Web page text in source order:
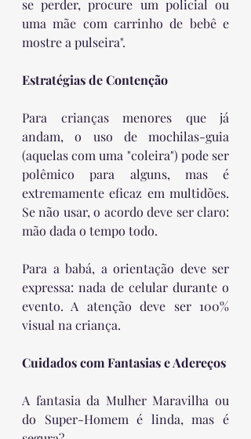
se perder, procure um policial ou
uma mãe com carrinho de bebê e
mostre a pulseira".
Estratégias de Contenção
Para crianças menores que já
andam, o uso de mochilas-guia
(aquelas com uma "coleira") pode ser
polêmico para alguns, mas é
extremamente eficaz em multidões.
Se não usar, o acordo deve ser claro:
mão dada o tempo todo.
Para a babá, a orientação deve ser
expressa: nada de celular durante o
evento. A atenção deve ser 100%
visual na criança.
Cuidados com Fantasias e Adereços
A fantasia da Mulher Maravilha ou
do Super-Homem é linda, mas é